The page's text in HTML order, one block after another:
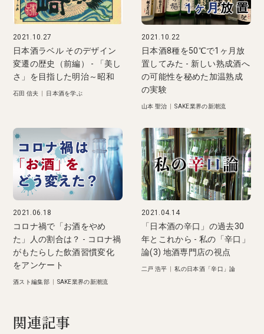
2021.10.27
日本酒ラベル そのデザイン
変遷の歴史（前編） - 「美し
さ」を目指した明治～昭和
石田 信夫 日本酒を学ぶ
2021.10.22
日本酒8種を50℃で1ヶ月放
置してみた - 新しい熟成酒へ
の可能性を秘めた加温熟成
の実験
山本 聖治 |SAKE業界の新潮流
2021.06.18
コロナ禍で「お酒をやめ
た」人の割合は？ - コロナ禍
がもたらした飲酒習慣変化
をアンケート
酒スト編集部| SAKE業界の新潮流
2021.04.14
「日本酒の辛口」の過去30
年とこれから - 私の「辛口」
論(3) 地酒専門店の視点
二戸 浩平 |私の日本酒「辛口」論
関連記事